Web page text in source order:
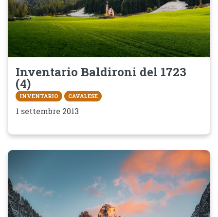
Inventario Baldironi del 1723
(4)
INVENTARIO CAVALESE
1 settembre 2013